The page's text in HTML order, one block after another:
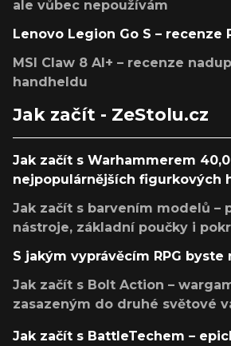
ale vůbec nepoužívám
Lenovo Legion Go S – recenze
MSI Claw 8 AI+ – recenze
handheldu
Jak začít - ZeStolu.cz
Jak začít s Warhammerem
nejpopulárnějších figurkových
Jak začít s barvením modelů –
nástroje, základní poučky i
S jakým vyprávěcím RPG byste
Jak začít s Bolt Action –
zasazeným do druhé světové
Jak začít s BattleTechem –